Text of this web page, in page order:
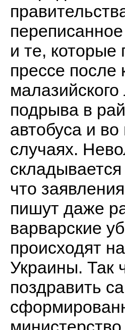
и те, которые
прессе после
подрыва в
автобуса и во
случаях.
что
пишут даже
варварские
происходят
Украины. Так
поздравить